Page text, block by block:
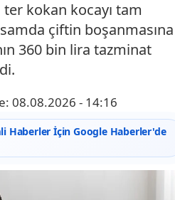
kokan kocayı tam
çiftin boşanmasına
360 bin lira tazminat
08.08.2026 - 14:16
Haberler İçin Google Haberler'de